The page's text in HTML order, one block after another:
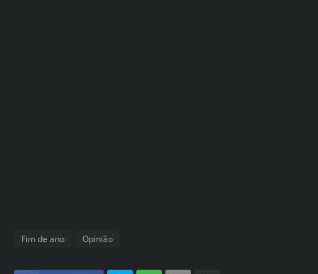
Fim de ano Opinião